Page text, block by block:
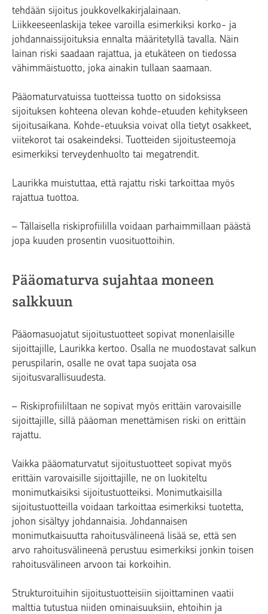
tehdään sijoitus joukkovelkakirjalainaan.
Liikkeeseenlaskija tekee varoilla esimerkiksi korko- ja
johdannaissijoituksia ennalta määritetyllä tavalla. Näin
lainan riski saadaan rajattua, ja etukäteen on tiedossa
vähimmäistuotto, joka ainakin tullaan saamaan.
Pääomaturvatuissa tuotteissa tuotto on sidoksissa
sijoituksen kohteena olevan kohde-etuuden kehitykseen
sijoitusaikana. Kohde-etuuksia voivat olla tietyt osakkeet,
viitekorot tai osakeindeksi. Tuotteiden sijoitusteemoja
esimerkiksi terveydenhuolto tai megatrendit.
Laurikka muistuttaa, että rajattu riski tarkoittaa myös
rajattua tuottoa.
– Tällaisella riskiprofiililla voidaan parhaimmillaan päästä
jopa kuuden prosentin vuosituottoihin.
Pääomaturva sujahtaa moneen
salkkuun
Pääomasuojatut sijoitustuotteet sopivat monenlaisille
sijoittajille, Laurikka kertoo. Osalla ne muodostavat salkun
peruspilarin, osalle ne ovat tapa suojata osa
sijoitusvarallisuudesta.
– Riskiprofiililtaan ne sopivat myös erittäin varovaisille
sijoittajille, sillä pääoman menettämisen riski on erittäin
rajattu.
Vaikka pääomaturvatut sijoitustuotteet sopivat myös
erittäin varovaisille sijoittajille, ne on luokiteltu
monimutkaisiksi sijoitustuotteiksi. Monimutkaisilla
sijoitustuotteilla voidaan tarkoittaa esimerkiksi tuotetta,
johon sisältyy johdannaisia. Johdannaisen
monimutkaisuutta rahoitusvälineenä lisää se, että sen
arvo rahoitusvälineenä perustuu esimerkiksi jonkin toisen
rahoitusvälineen arvoon tai korkoihin.
Strukturoituihin sijoitustuotteisiin sijoittaminen vaatii
malttia tutustua niiden ominaisuuksiin, ehtoihin ja